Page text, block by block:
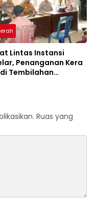
Lintas Instansi
Penanganan Kera
Tembilahan
Ruas yang